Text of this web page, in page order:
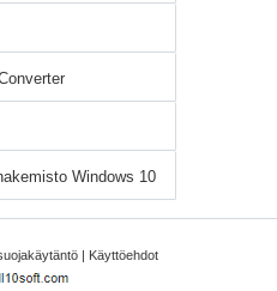
Windows 10
| Käyttöehdot